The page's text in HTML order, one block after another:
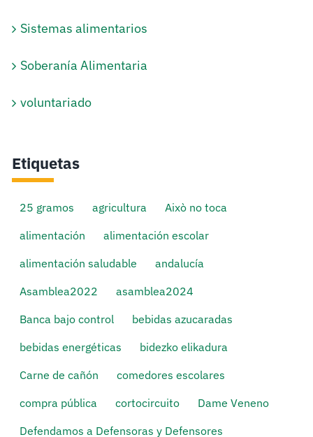
Sistemas alimentarios
Soberanía Alimentaria
voluntariado
Etiquetas
25 gramos agricultura
Això no toca
alimentación
alimentación escolar
alimentación saludable
andalucía
Asamblea2022
asamblea2024
Banca bajo control
bebidas azucaradas
bebidas energéticas
bidezko elikadura
Carne de cañón
comedores escolares
compra pública
cortocircuito
Dame Veneno
Defendamos a Defensoras y Defensores